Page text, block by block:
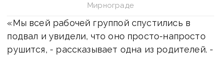
Мирнограде
«Мы всей рабочей группой спустились в
подвал и увидели, что оно просто-напросто
рушится, - рассказывает одна из родителей. -